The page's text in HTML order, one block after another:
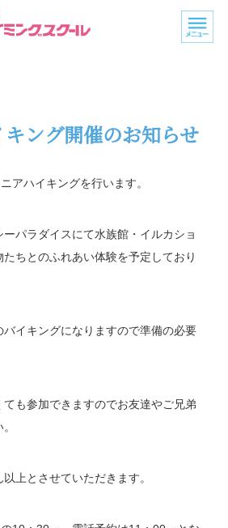
キング開催のお知らせ
アハイキングを行います。
パラダイスにて水族館・イルカショ
ちとのふれあい体験を予定しており
イキングになりますので準備の必要
ても参加できますのでお友達やご兄弟
上とさせていただきます。